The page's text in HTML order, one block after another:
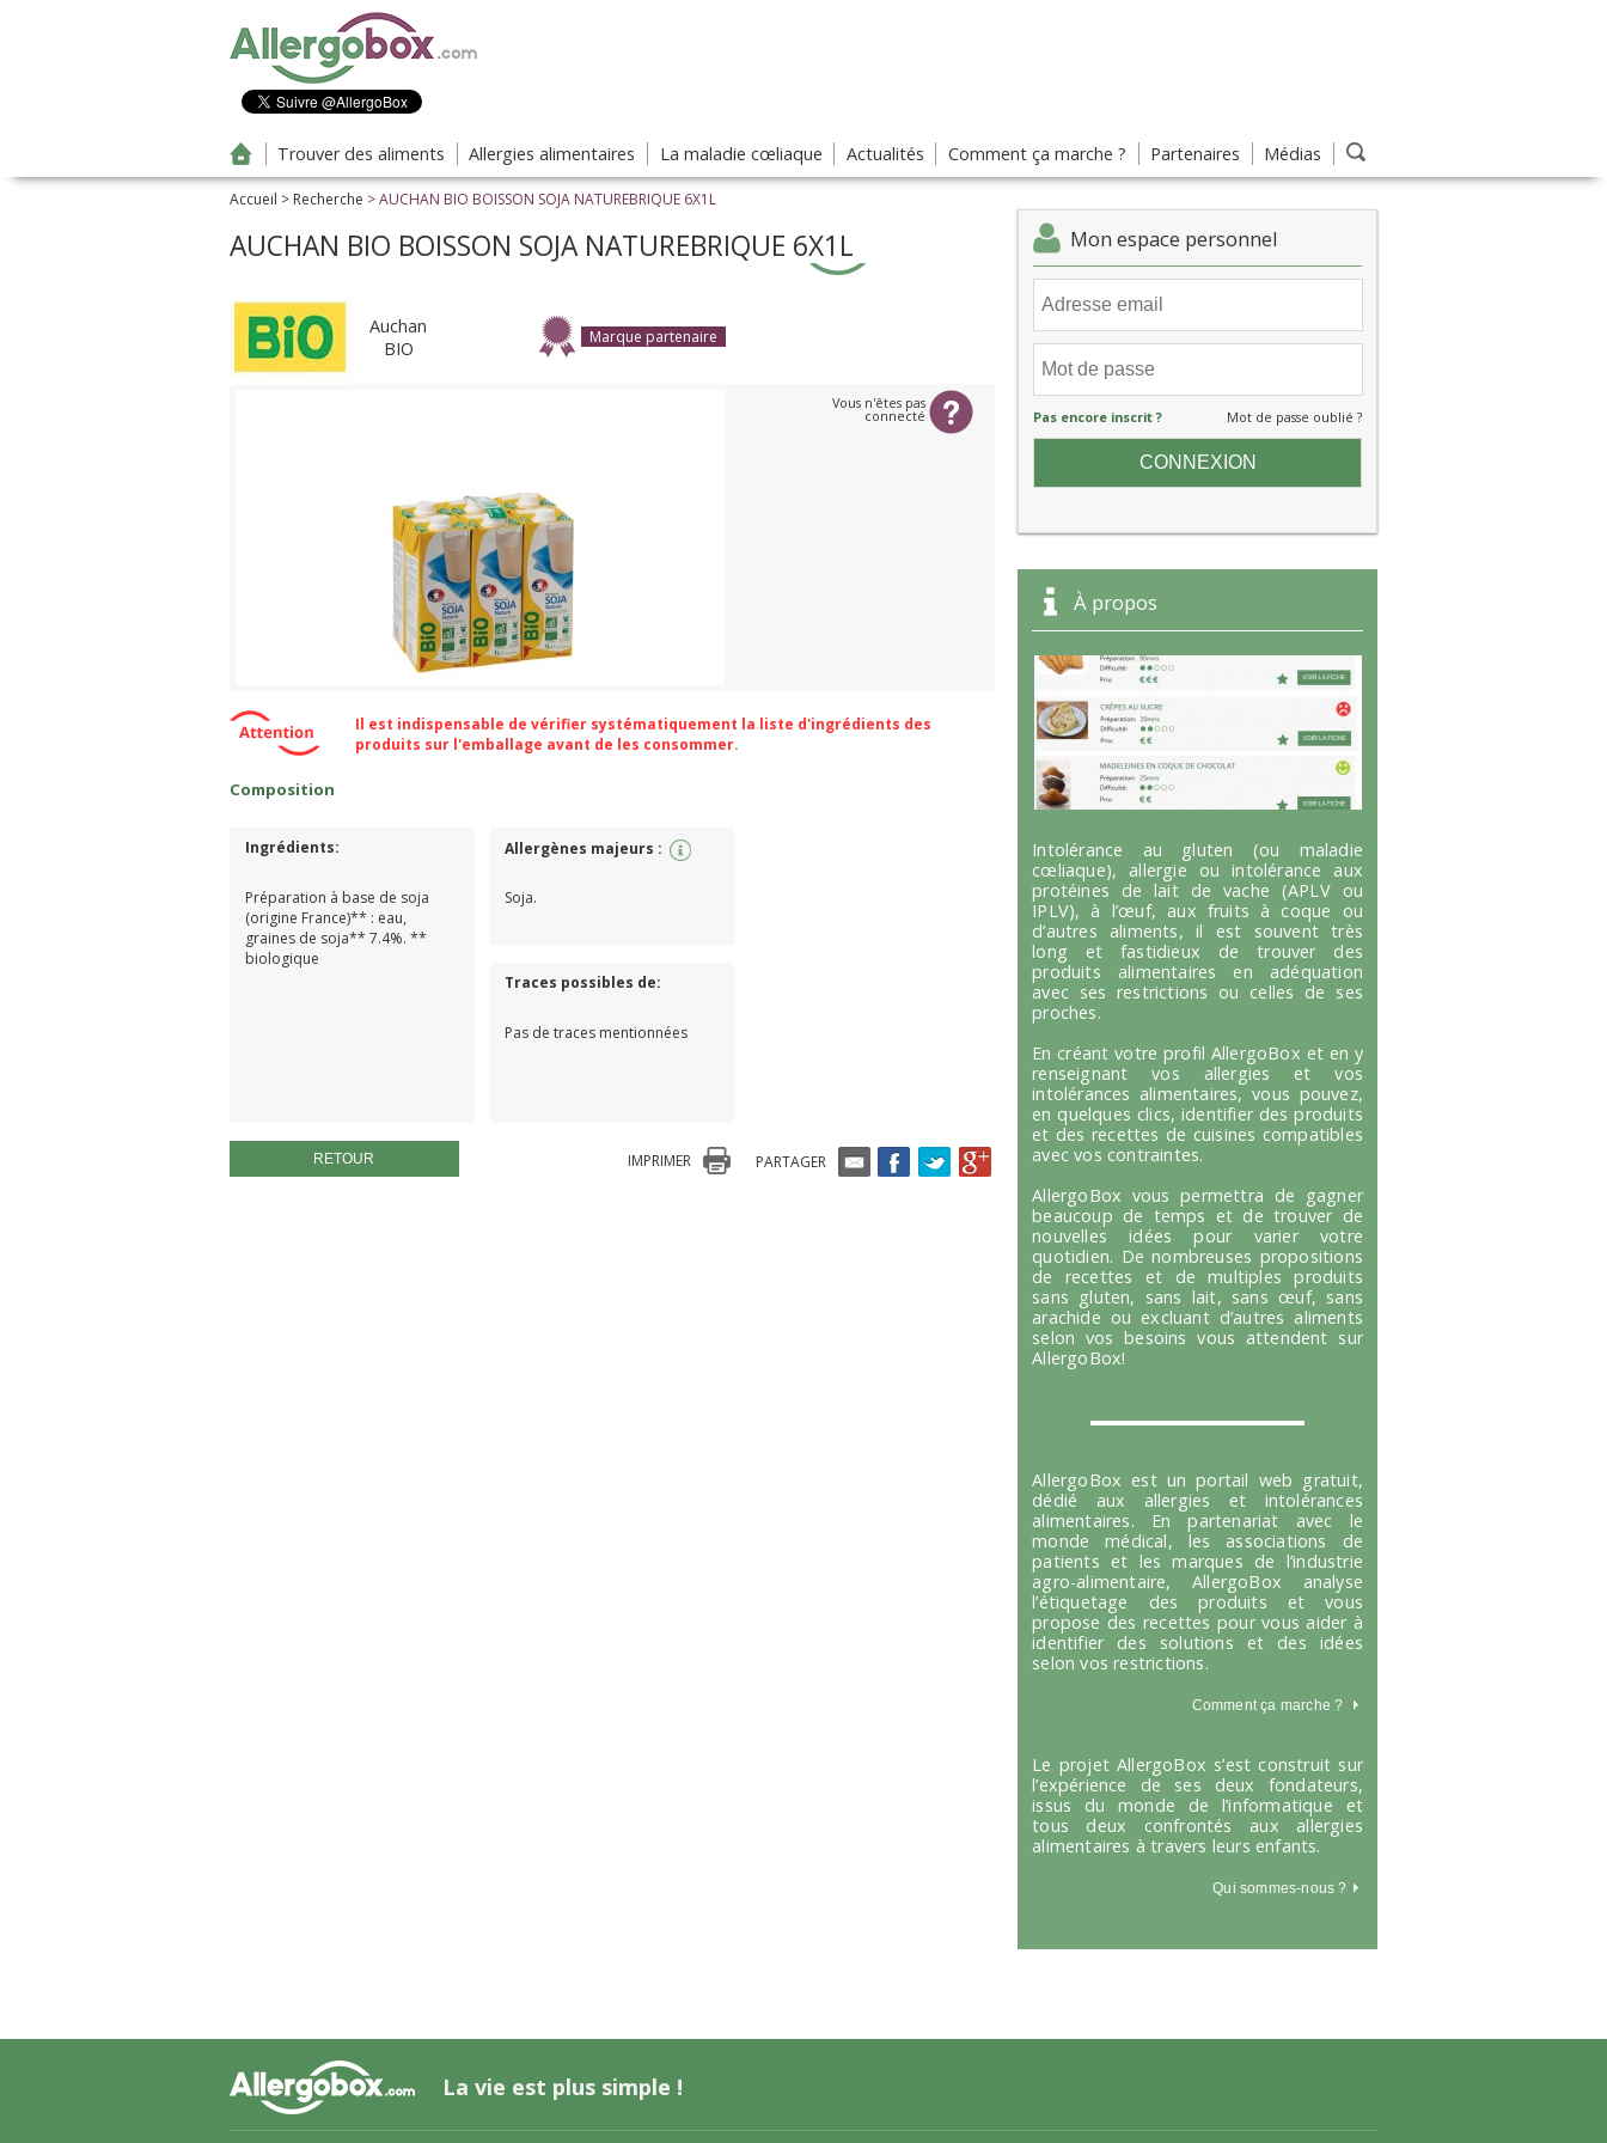
Trouver des aliments Allergies alimentaires La maladie cœliaque Actualités Comment ça marche ? Partenaires Médias
Accueil > Recherche > AUCHAN BIO BOISSON SOJA NATUREBRIQUE 6X1L
Mon espace personnel
Pas encore inscrit ? Mot de passe oublié ?
À propos
Intolérance au gluten (ou maladie
cœliaque), allergie ou intolérance aux
protéines de lait de vache (APLV ou
IPLV), à l’œuf, aux fruits à coque ou
d’autres aliments, il est souvent très
long et fastidieux de trouver des
produits alimentaires en adéquation
avec ses restrictions ou celles de ses
proches.
En créant votre profil AllergoBox et en y
renseignant vos allergies et vos
intolérances alimentaires, vous pouvez,
en quelques clics, identifier des produits
et des recettes de cuisines compatibles
avec vos contraintes.
AllergoBox vous permettra de gagner
beaucoup de temps et de trouver de
nouvelles idées pour varier votre
quotidien. De nombreuses propositions
de recettes et de multiples produits
sans gluten, sans lait, sans œuf, sans
arachide ou excluant d’autres aliments
selon vos besoins vous attendent sur
AllergoBox!
AllergoBox est un portail web gratuit,
dédié aux allergies et intolérances
alimentaires. En partenariat avec le
monde médical, les associations de
patients et les marques de l’industrie
agro-alimentaire, AllergoBox analyse
l’étiquetage des produits et vous
propose des recettes pour vous aider à
identifier des solutions et des idées
selon vos restrictions.
Comment ça marche ?
Le projet AllergoBox s’est construit sur
l’expérience de ses deux fondateurs,
issus du monde de l’informatique et
tous deux confrontés aux allergies
alimentaires à travers leurs enfants.
Qui sommes-nous ?
AUCHAN BIO BOISSON SOJA NATUREBRIQUE 6X1L
Auchan
BIO
Marque partenaire
Vous n'êtes pas
connecté
Il est indispensable de vérifier systématiquement la liste d'ingrédients des
produits sur l'emballage avant de les consommer.
Composition
Ingrédients:
Préparation à base de soja
(origine France)** : eau,
graines de soja** 7.4%. **
biologique
Allergènes majeurs :
Soja.
Traces possibles de:
Pas de traces mentionnées
RETOUR PARTAGER
IMPRIMER
La vie est plus simple !